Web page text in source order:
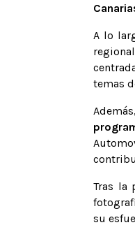
A lo
temas
Tras la
su